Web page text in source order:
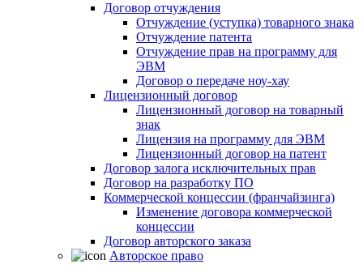
Договор отчуждения
Отчуждение (уступка) товарного знака
Отчуждение патента
Отчуждение прав на программу для
ЭВМ
Договор о передаче ноу-хау
Лицензионный договор
Лицензионный договор на товарный
знак
Лицензия на программу для ЭВМ
Лицензионный договор на патент
Договор залога исключительных прав
Договор на разработку ПО
Коммерческой концессии (франчайзинга)
Изменение договора коммерческой
концессии
Договор авторского заказа
Авторское право